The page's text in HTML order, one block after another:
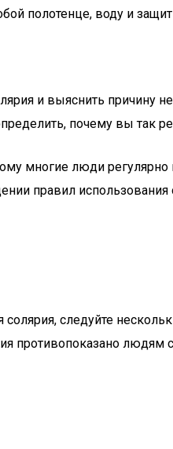
полотенце, воду и
и выяснить причину
почему вы так
многие люди
правил использования
следуйте
противопоказано людям